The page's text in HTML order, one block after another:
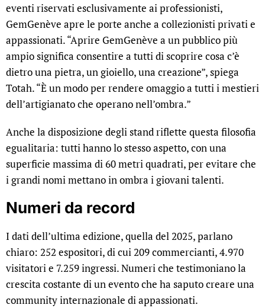
eventi riservati esclusivamente ai professionisti,
GemGenève apre le porte anche a collezionisti privati e
appassionati. “Aprire GemGenève a un pubblico più
ampio significa consentire a tutti di scoprire cosa c’è
dietro una pietra, un gioiello, una creazione”, spiega
Totah. “È un modo per rendere omaggio a tutti i mestieri
dell’artigianato che operano nell’ombra.”
Anche la disposizione degli stand riflette questa filosofia
egualitaria: tutti hanno lo stesso aspetto, con una
superficie massima di 60 metri quadrati, per evitare che
i grandi nomi mettano in ombra i giovani talenti.
Numeri da record
I dati dell’ultima edizione, quella del 2025, parlano
chiaro: 252 espositori, di cui 209 commercianti, 4.970
visitatori e 7.259 ingressi. Numeri che testimoniano la
crescita costante di un evento che ha saputo creare una
community internazionale di appassionati.